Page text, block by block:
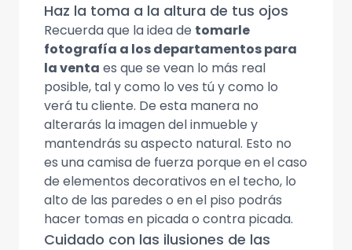
Haz la toma a la altura de tus ojos
Recuerda que la idea de tomarle
fotografía a los departamentos para
la venta es que se vean lo más real
posible, tal y como lo ves tú y como lo
verá tu cliente. De esta manera no
alterarás la imagen del inmueble y
mantendrás su aspecto natural. Esto no
es una camisa de fuerza porque en el caso
de elementos decorativos en el techo, lo
alto de las paredes o en el piso podrás
hacer tomas en picada o contra picada.
Cuidado con las ilusiones de las